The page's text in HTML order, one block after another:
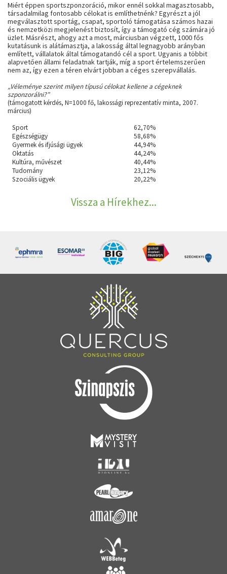
Miért éppen sportszponzoráció, mikor ennél sokkal magasztosabb,
társadalmilag fontosabb célokat is említhetnénk? Egyrészt a jól
megválasztott sportág, csapat, sportoló támogatása számos hazai
és nemzetközi megjelenést biztosít, így a támogató cég számára jó
üzlet. Másrészt, ahogy azt a most, márciusban végzett, 1000 fős
kutatásunk is alátámasztja, a lakosság által legnagyobb arányban
említett, vállalatok által támogatandó cél a sport. Ugyanis a többit
alapvetően állami feladatnak tartják, míg a sport értelemszerűen
nem az, így ezen a téren elvárt jobban a céges szerepvállalás.
„Véleménye szerint milyen típusú célokat kellene a cégeknek
szponzorálni?”
(támogatott kérdés, N=1000 fő, lakossági reprezentatív minta, 2007.
március)
Sport
62,70%
Egészségügy
58,68%
Gyermek és ifjúsági ügyek
44,94%
Oktatás
44,24%
Kultúra, művészet
40,44%
Tudomány
23,12%
Szociális ügyek
20,22%
Vissza a Hírekhez...